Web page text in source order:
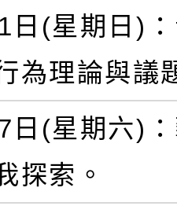
日(星期日)
為理論與議
日(星期六)
探索。